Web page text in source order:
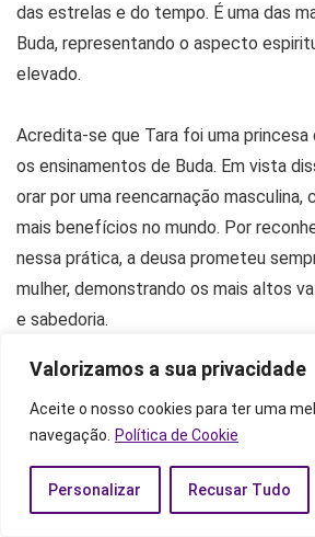
Valorizamos a sua privacidade
Aceite o nosso cookies para ter uma
navegação.
Política de Cookie
Personalizar Recusar Tudo
das estrelas e do tempo. É uma das
Buda, representando o aspecto
elevado.
Acredita-se que Tara foi uma
os ensinamentos de Buda. Em vista
orar por uma reencarnação masculina,
mais benefícios no mundo. Por
nessa prática, a deusa prometeu
mulher, demonstrando os mais altos
e sabedoria.
O nome Tara significa estrela. Por
condução dos barcos e à salvação
Na cultura nórdica